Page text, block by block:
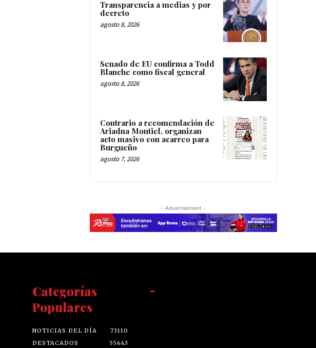
Transparencia a medias y por
decreto
agosto 8, 2026
Senado de EU confirma a Todd
Blanche como fiscal general
agosto 8, 2026
Contrario a recomendación de
Ariadna Montiel, organizan
acto masivo con acarreo para
Burgueño
agosto 7, 2026
- Advertisement -
Categorías
Populares
NOTICIAS DEL DÍA
73110
DESTACADOS
55643
-